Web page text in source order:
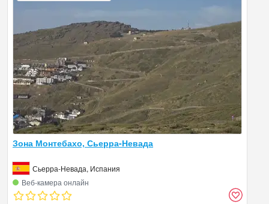
Зона Монтебахо, Сьерра-Невада
Сьерра-Невада, Испания
Веб‑камера онлайн